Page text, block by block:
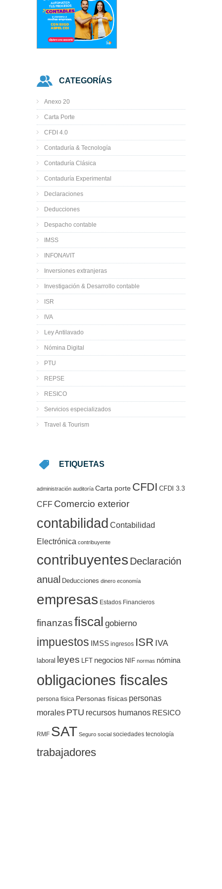
CATEGORÍAS
Anexo 20
Carta Porte
CFDI 4.0
Contaduría & Tecnología
Contaduría Clásica
Contaduría Experimental
Declaraciones
Deducciones
Despacho contable
IMSS
INFONAVIT
Inversiones extranjeras
Investigación & Desarrollo contable
ISR
IVA
Ley Antilavado
Nómina Digital
PTU
REPSE
RESICO
Servicios especializados
Travel & Tourism
ETIQUETAS
administración auditoría Carta porte CFDI CFDI 3.3
CFF Comercio exterior
contabilidad Contabilidad
Electrónica contribuyente
contribuyentes Declaración
anual Deducciones dinero economía
empresas Estados Financieros
finanzasfiscal gobierno
impuestos IMSS ingresos ISR IVA
laboral leyes LFT negocios NIF normas nómina
obligaciones fiscales
persona física Personas físicas personas
morales PTU recursos humanos RESICO
RMF SAT Seguro social sociedades tecnología
trabajadores